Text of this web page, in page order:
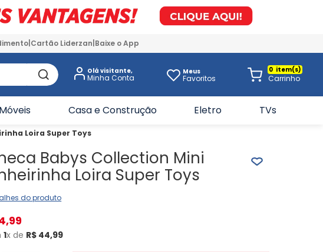
Cartão Liderzan Baixe o App
Olá visitante, Meus
Favoritos
0
Móveis Casa e Construção Eletro TVs
Loira Super Toys
Babys Collection Mini
Loira Super Toys
do produto
,99
1x de R$ 44,99